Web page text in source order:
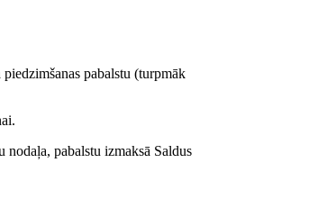
pabalstu (turpmāk
nodaļa, pabalstu izmaksā Saldus